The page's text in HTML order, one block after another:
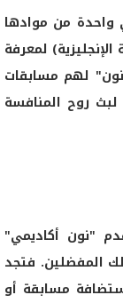
واحدة من موادها
الإنجليزية) لمعرفة
لهم مسابقات
روح المنافسة
"نون أكاديمي"
المفضلين. فتجد
مسابقة أو